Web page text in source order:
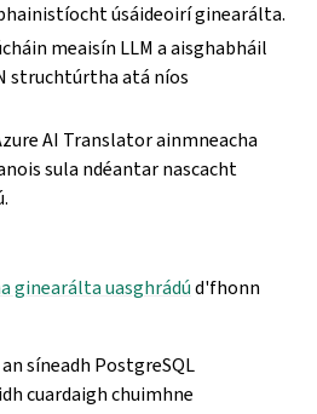
úsáideoirí ginearálta.
meaisín LLM a aisghabháil
struchtúrtha atá níos
AI Translator ainmneacha
sula ndéantar nascacht
ginearálta uasghrádúd'fhonn
síneadh PostgreSQL
cuardaigh chuimhne